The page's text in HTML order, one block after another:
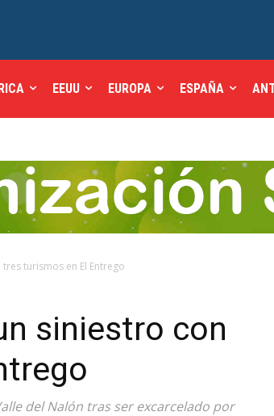
EEUU EUROPA ESPAÑA
turismos en El Entrego
siniestro con
del Nalón tras ser excarcelado por